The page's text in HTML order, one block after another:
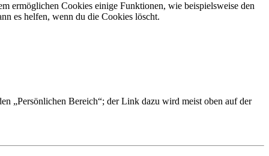
ermöglichen Cookies einige Funktionen, wie beispielsweise den
es helfen, wenn du die Cookies löscht.
„Persönlichen Bereich“; der Link dazu wird meist oben auf der